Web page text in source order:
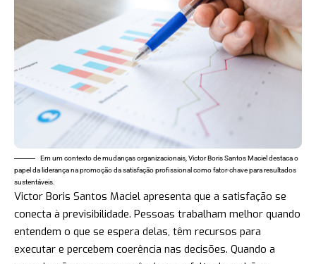
Em um contexto de mudanças organizacionais, Victor Boris Santos Maciel destaca o
papel da liderança na promoção da satisfação profissional como fator-chave para resultados
sustentáveis.
Victor Boris Santos Maciel apresenta que a satisfação se
conecta à previsibilidade. Pessoas trabalham melhor quando
entendem o que se espera delas, têm recursos para
executar e percebem coerência nas decisões. Quando a